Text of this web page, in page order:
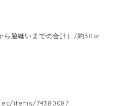
ら脇縫いまでの合計）/約30㎝
items/74380087